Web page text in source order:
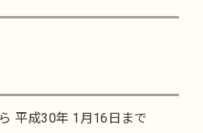
平成30年 1月16日まで